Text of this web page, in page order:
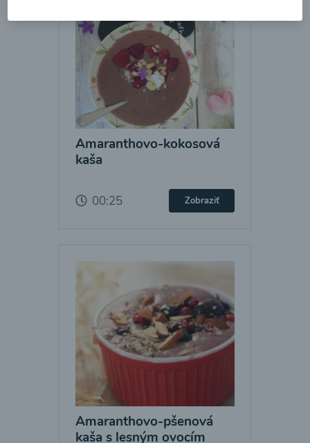
Amaranthovo-kokosová
kaša
00:25 Zobraziť
Amaranthovo-pšenová
kaša s lesným ovocím